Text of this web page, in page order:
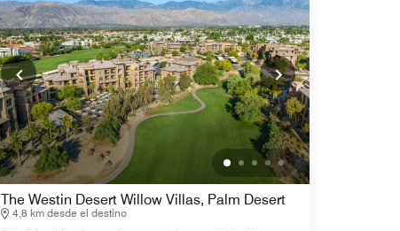
The Westin Desert Willow Villas, Palm Desert
4,8 km desde el destino